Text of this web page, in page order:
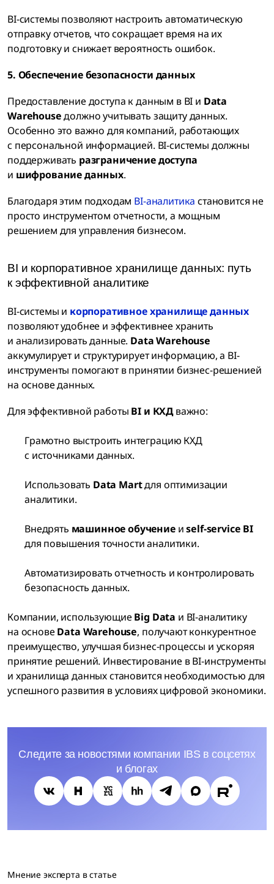
BI-системы позволяют настроить автоматическую
отправку отчетов, что сокращает время на их
подготовку и снижает вероятность ошибок.
5. Обеспечение безопасности данных
Предоставление доступа к данным в BI и Data
Warehouseдолжно учитывать защиту данных.
Особенно это важно для компаний, работающих
с персональной информацией. BI-системы должны
поддерживать разграничение доступа
и шифрование данных.
Благодаря этим подходам BI-аналитика становится не
просто инструментом отчетности, а мощным
решением для управления бизнесом.
BI и корпоративное хранилище данных: путь
к эффективной аналитике
BI-системы и корпоративное хранилище данных
позволяют удобнее и эффективнее хранить
и анализировать данные. Data Warehouse
аккумулирует и структурирует информацию, а BI-
инструменты помогают в принятии бизнес-решенией
на основе данных.
Для эффективной работы BI и КХДважно:
Грамотно выстроить интеграцию КХД
с источниками данных.
Использовать Data Martдля оптимизации
аналитики.
Внедрять машинное обучениеиself-service BI
для повышения точности аналитики.
Автоматизировать отчетность и контролировать
безопасность данных.
Компании, использующие Big Data и BI-аналитику
на основе Data Warehouse, получают конкурентное
преимущество, улучшая бизнес-процессы и ускоряя
принятие решений. Инвестирование в BI-инструменты
и хранилища данных становится необходимостью для
успешного развития в условиях цифровой экономики.
Следите за новостями компании IBS в соцсетях
и блогах
Мнение эксперта в статье